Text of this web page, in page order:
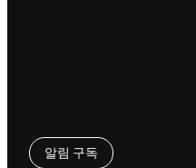
알림 구독